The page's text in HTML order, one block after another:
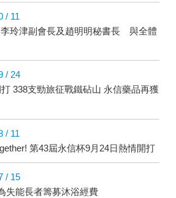
/ 11
玲津副會長及趙明明秘書長 與全體
/ 24
338支勁旅征戰鐵砧山 永信藥品再獲
/ 11
第43屆永信杯9月24日熱情開打
/ 15
失能長者籌募沐浴經費